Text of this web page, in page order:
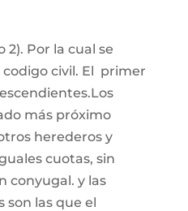
2). Por la cual se
civil. El primer
más próximo
herederos y
cuotas, sin
conyugal. y las
son las que el